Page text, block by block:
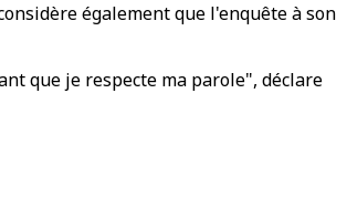
également que l'enquête à son
que je respecte ma parole", déclare